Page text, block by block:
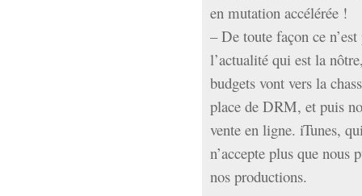
en mutation accélérée !
– De toute façon ce
l’actualité qui est la
budgets vont vers la
place de DRM, et puis
vente en ligne. iTunes,
n’accepte plus que nous
nos productions.